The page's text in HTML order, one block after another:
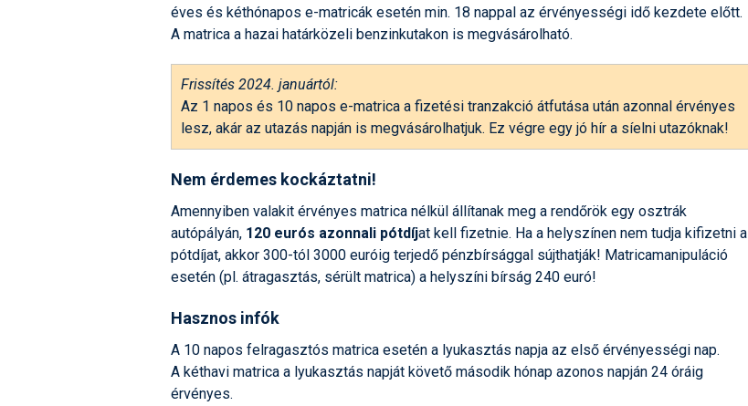
éves és kéthónapos e-matricák esetén min. 18 nappal az érvényességi idő kezdete előtt.
A matrica a hazai határközeli benzinkutakon is megvásárolható.
Frissítés 2024. januártól:
Az 1 napos és 10 napos e-matrica a fizetési tranzakció átfutása után azonnal érvényes
lesz, akár az utazás napján is megvásárolhatjuk. Ez végre egy jó hír a síelni utazóknak!
Nem érdemes kockáztatni!
Amennyiben valakit érvényes matrica nélkül állítanak meg a rendőrök egy osztrák
autópályán, 120 eurós azonnali pótdíjat kell fizetnie. Ha a helyszínen nem tudja kifizetni a
pótdíjat, akkor 300-tól 3000 euróig terjedő pénzbírsággal sújthatják! Matricamanipuláció
esetén (pl. átragasztás, sérült matrica) a helyszíni bírság 240 euró!
Hasznos infók
A 10 napos felragasztós matrica esetén a lyukasztás napja az első érvényességi nap.
A kéthavi matrica a lyukasztás napját követő második hónap azonos napján 24 óráig
érvényes.